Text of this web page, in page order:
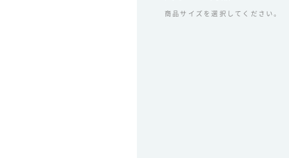
商品サイズを選択してください。